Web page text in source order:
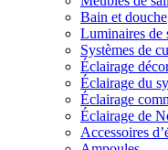
Bain et douche
Luminaires de
Systèmes de
Éclairage
Éclairage du
Éclairage
Éclairage de
Accessoires